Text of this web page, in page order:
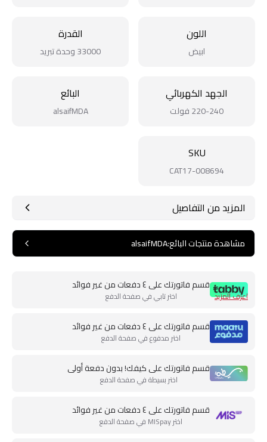
اللون
ابيض
القدرة
33000 وحدة تبريد
الجهد الكهربائي
220-240 فولت
البائع
alsaifMDA
SKU
CAT17-008694
المزيد من التفاصيل
مشاهدة منتجات البائع:
alsaifMDA
قسم فاتورتك على ٤ دفعات من غير فوائد
اختر تابي في صفحة الدفع اعرف المزيد
قسم فاتورتك على ٤ دفعات من غير فوائد
اختر مدفوع في صفحة الدفع
قسم فاتورتك على كيفك! بدون دفعة أولى
اختر بسيطة في صفحة الدفع
قسم فاتورتك على ٤ دفعات من غير فوائد
اختر MISpay في صفحة الدفع